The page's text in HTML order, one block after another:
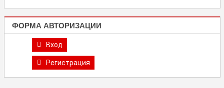
ФОРМА АВТОРИЗАЦИИ
Вход
Регистрация